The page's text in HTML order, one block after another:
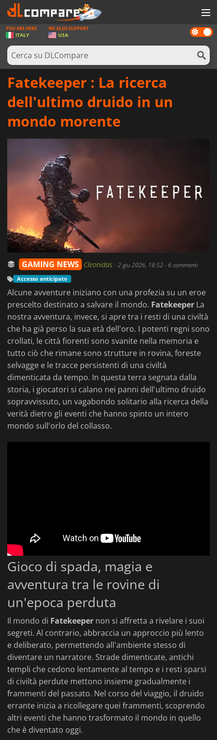
GIOCHI
PREPAGATE
SOFTWARE
Dark
mode
YOU ARE HERE
ITALY
WE ALSO SUPPORT
USA
Fatekeeper : La ricerca
dell'ultimo druido in un
mondo morente
GAMING NEWS Cleonidas -2 giu 2026, 16:52 - 6 commenti
Accesso anticipato
Alcune avventure iniziano con una profezia su un eroe
prescelto destinato a salvare il mondo. Fatekeeper La
nostra avventura, invece, si apre tra i resti di una civiltà
che ha già perso la sua età dell'oro. I potenti regni sono
crollati, le città fiorenti sono svanite nella memoria e
tutto ciò che rimane sono strutture in rovina, foreste
selvagge e le tracce persistenti di una civiltà
dimenticata da tempo. In questa terra segnata dalla
storia, i giocatori si calano nei panni dell'ultimo druido
sopravvissuto, un vagabondo solitario alla ricerca della
verità dietro gli eventi che hanno spinto un intero
mondo sull'orlo del collasso.
Gioco di spada, magia e
avventura tra le rovine di
un'epoca perduta
Il mondo di Fatekeeper non si affretta a rivelare i suoi
segreti. Al contrario, abbraccia un approccio più lento
e deliberato, permettendo all'ambiente stesso di
diventare un narratore. Strade dimenticate, antichi
templi che cedono lentamente al tempo e i resti sparsi
di civiltà perdute mettono insieme gradualmente i
frammenti del passato. Nel corso del viaggio, il druido
errante inizia a ricollegare quei frammenti, scoprendo
altri eventi che hanno trasformato il mondo in quello
che è diventato oggi.